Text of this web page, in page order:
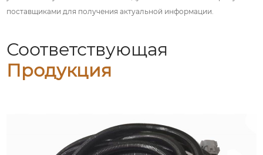
поставщиками для получения актуальной информации.
Соответствующая
Продукция